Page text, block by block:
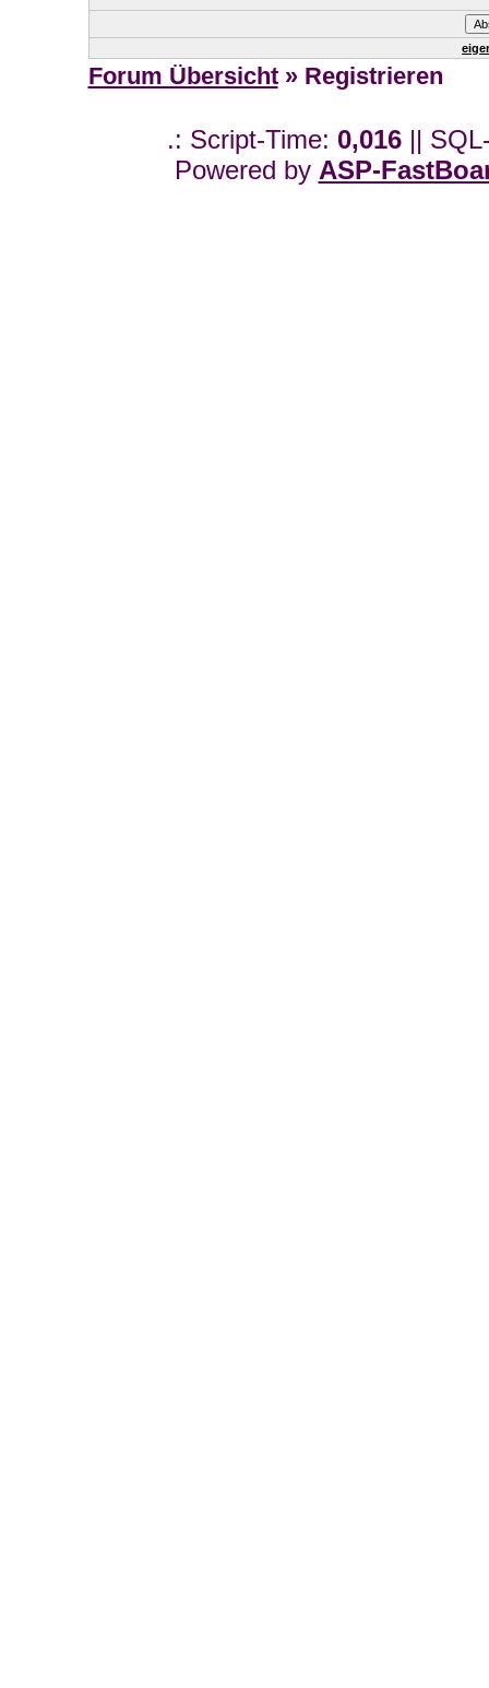
Forum Übersicht» Registrieren
.: Script-Time: 0,016 ||
Powered by ASP-